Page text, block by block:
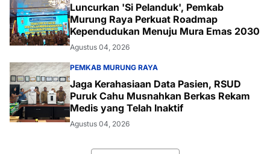
Luncurkan 'Si Pelanduk', Pemkab
Murung Raya Perkuat Roadmap
Kependudukan Menuju Mura Emas 2030
Agustus 04, 2026
PEMKAB MURUNG RAYA
Jaga Kerahasiaan Data Pasien, RSUD
Puruk Cahu Musnahkan Berkas Rekam
Medis yang Telah Inaktif
Agustus 04, 2026